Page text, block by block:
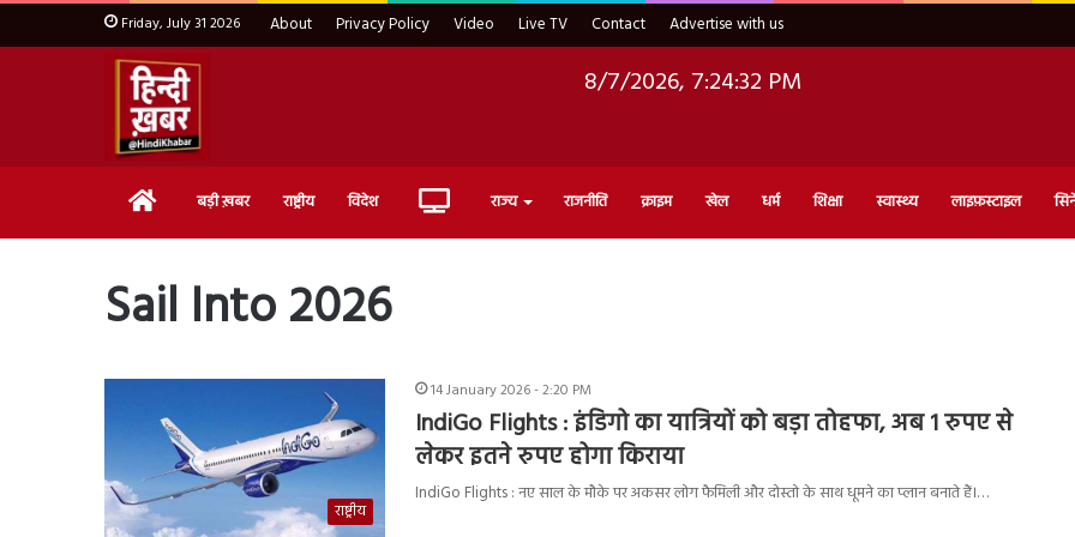
Friday, July 31 2026 About Privacy Policy Video Live TV Contact Advertise with us
8/7/2026, 7:24:33 PM
Home बड़ी ख़बर राष्ट्रीय विदेश Live राज्य राजनीति क्राइम खेल धर्म शिक्षा स्वास्थ्य लाइफ़स्टाइल
Sail Into 2026
राष्ट्रीय
14 January 2026 - 2:20 PM
IndiGo Flights : इंडिगो का यात्रियों को बड़ा तोहफा, अब 1 रुपए से
लेकर इतने रुपए होगा किराया
IndiGo Flights : नए साल के मौके पर अकसर लोग फैमिली और दोस्तो के साथ धूमने का प्लान बनाते हैं।…